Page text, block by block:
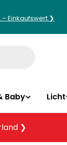
Einkaufswert ❯
Baby Licht
❯